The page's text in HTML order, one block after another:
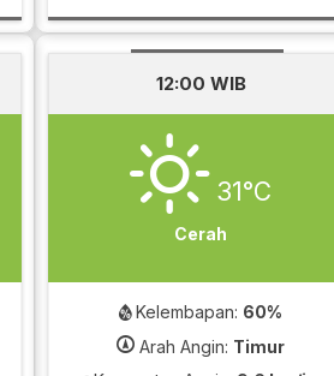
12:00 WIB
31°C
Cerah
Kelembapan: 60%
Arah Angin: Timur